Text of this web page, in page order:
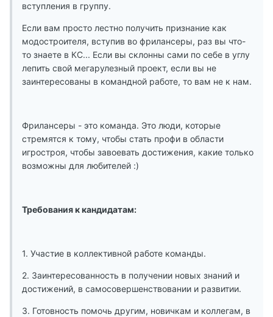
вступления в группу.
Если вам просто лестно получить признание как
модостроителя, вступив во фрилансеры, раз вы что-
то знаете в КС... Если вы склонны сами по себе в углу
лепить свой мегарулезный проект, если вы не
заинтересованы в командной работе, то вам не к нам.
Фрилансеры - это команда. Это люди, которые
стремятся к тому, чтобы стать профи в области
игростроя, чтобы завоевать достижения, какие только
возможны для любителей :)
Требования к кандидатам:
1. Участие в коллективной работе команды.
2. Заинтересованность в получении новых знаний и
достижений, в самосовершенствовании и развитии.
3. Готовность помочь другим, новичкам и коллегам, в